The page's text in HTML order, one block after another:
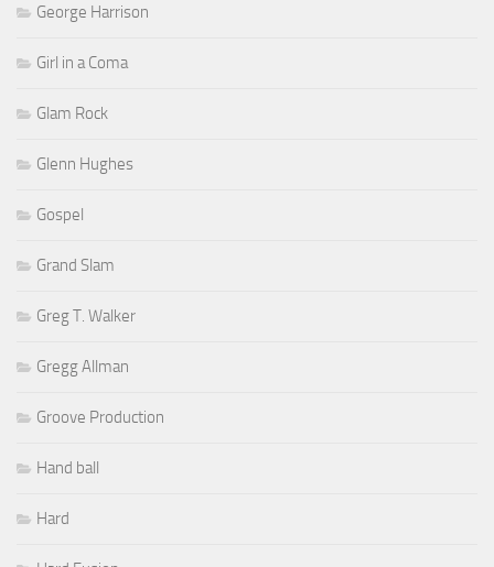
George Harrison
Girl in a Coma
Glam Rock
Glenn Hughes
Gospel
Grand Slam
Greg T. Walker
Gregg Allman
Groove Production
Hand ball
Hard